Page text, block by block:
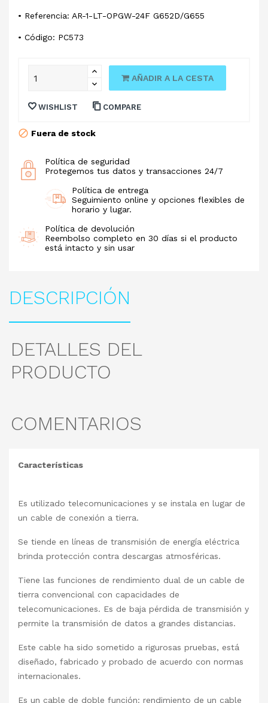
• Referencia: AR-1-LT-OPGW-24F G652D/G655
• Código: PC573
AÑADIR A LA CESTA
WISHLIST COMPARE
Fuera de stock
Política de seguridad
Protegemos tus datos y transacciones 24/7
Política de entrega
Seguimiento online y opciones flexibles de
horario y lugar.
Política de devolución
Reembolso completo en 30 días si el producto
está intacto y sin usar
DESCRIPCIÓN
DETALLES DEL
PRODUCTO
COMENTARIOS
Características
Es utilizado telecomunicaciones y se instala en lugar de
un cable de conexión a tierra.
Se tiende en líneas de transmisión de energía eléctrica
brinda protección contra descargas atmosféricas.
Tiene las funciones de rendimiento dual de un cable de
tierra convencional con capacidades de
telecomunicaciones. Es de baja pérdida de transmisión y
permite la transmisión de datos a grandes distancias.
Este cable ha sido sometido a rigurosas pruebas, está
diseñado, fabricado y probado de acuerdo con normas
internacionales.
Es un cable de doble función: rendimiento de un cable